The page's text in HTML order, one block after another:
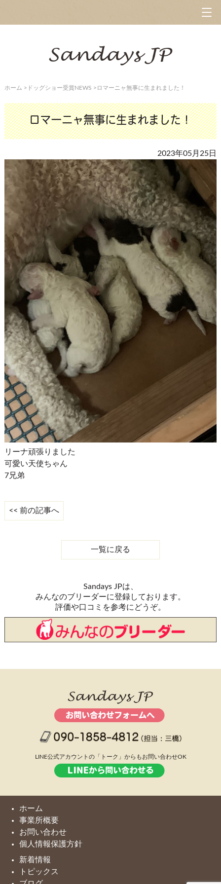
ホーム > ドッグショー受賞NEWS > ロマーニャ無事に生まれました！
ロマーニャ無事に生まれました！
2023年05月25日
リーナ頑張りました
可愛い天使ちゃん
7兄弟
<< 前の記事へ
一覧に戻る
Sandays JPは、
みんなのブリーダーに登録しております。
評価や口コミを参考にどうぞ。
LINE公式アカウントの「トーク」からもお問い合わせOK
ホーム
事業所概要
お問い合わせ
個人情報保護方針
新着情報
トピックス